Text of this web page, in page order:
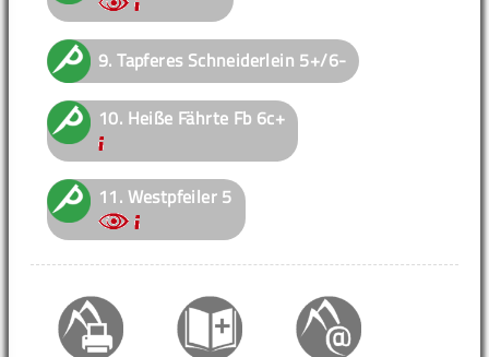
9.Tapferes Schneiderlein 5+/6-
10. Heiße Fährte Fb 6c+
11. Westpfeiler 5